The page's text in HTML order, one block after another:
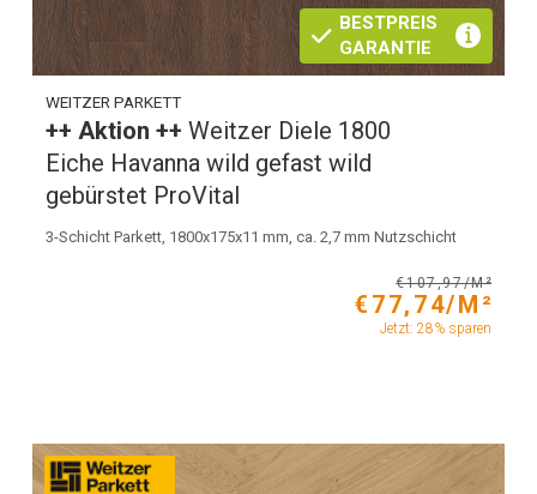
BESTPREIS
GARANTIE
WEITZER PARKETT
++ Aktion ++Weitzer Diele 1800
Eiche Havanna wild gefast wild
gebürstet ProVital
3-Schicht Parkett, 1800x175x11 mm, ca. 2,7 mm Nutzschicht
€107,97/M²
€77,74/M²
Jetzt: 28% sparen